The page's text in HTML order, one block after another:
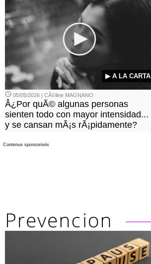
▶ A LA CARTA
05/05/2026 | CÃ©line MAGNANO
Â¿Por quÃ© algunas personas
sienten todo con mayor intensidad...
y se cansan mÃ¡s rÃ¡pidamente?
Contenus sponsorisés